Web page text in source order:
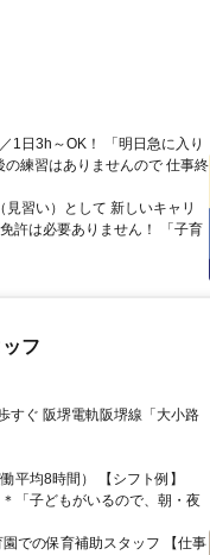
1日3h～OK！ 「明日急に入り
練習はありませんので 仕事終
習い）として 新しいキャリ
許は必要ありません！ 「子育
フ
すぐ 阪堺電軌阪堺線「大小路
平均8時間） 【シフト例】
「子どもがいるので、朝・夜
での保育補助スタッフ 【仕事